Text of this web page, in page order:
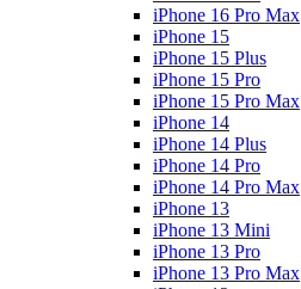
iPhone 16 Pro Max
iPhone 15
iPhone 15 Plus
iPhone 15 Pro
iPhone 15 Pro Max
iPhone 14
iPhone 14 Plus
iPhone 14 Pro
iPhone 14 Pro Max
iPhone 13
iPhone 13 Mini
iPhone 13 Pro
iPhone 13 Pro Max